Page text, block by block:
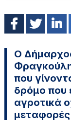
Ο
που
δρόμο που
αγροτικά